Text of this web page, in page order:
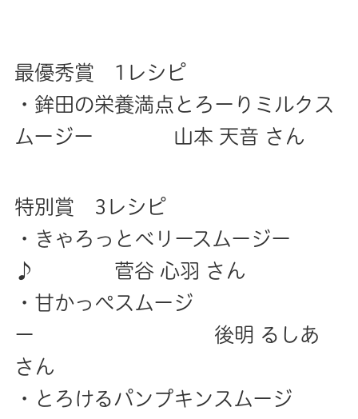
最優秀賞 1レシピ
・鉾田の栄養満点とろーりミルクス
ムージー 山本 天音 さん
特別賞 3レシピ
・きゃろっとベリースムージー
♪ 菅谷 心羽 さん
・甘かっぺスムージ
ー 後明 るしあ
さん
・とろけるパンプキンスムージ